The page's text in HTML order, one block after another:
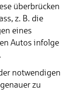
überbrücken
z. B. die
eines
Autos infolge
notwendigen
zu